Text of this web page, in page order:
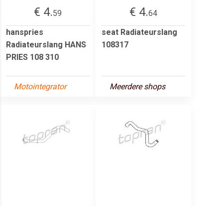
€ 4.59
hanspries
Radiateurslang HANS
PRIES 108 310
Motointegrator
€ 4.64
seat Radiateurslang
108317
Meerdere shops